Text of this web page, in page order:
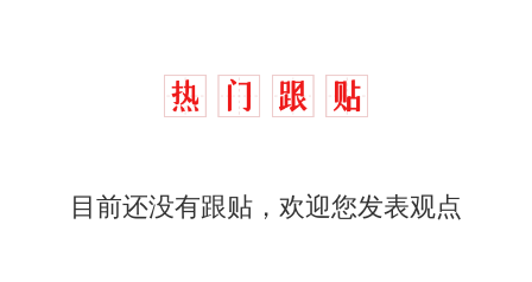
目前还没有跟贴，欢迎您发表观点